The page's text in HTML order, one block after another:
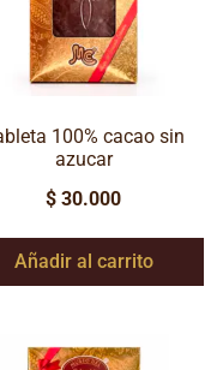
100% cacao sin
azucar
$ 30.000
Añadir al carrito